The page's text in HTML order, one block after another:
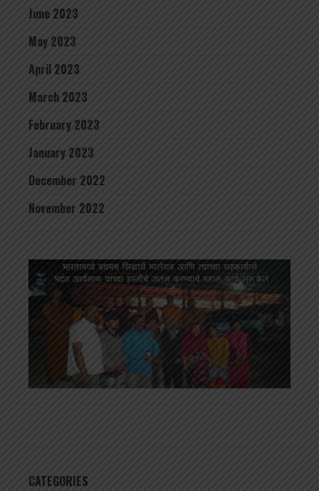
June 2023
May 2023
April 2023
March 2023
February 2023
January 2023
December 2022
November 2022
CATEGORIES